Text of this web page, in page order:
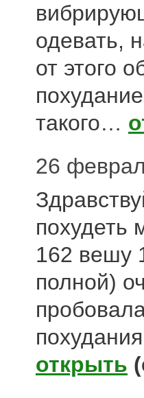
одевать,
от этого
такого…
26
похудеть
162 вешу
полной)
открыть